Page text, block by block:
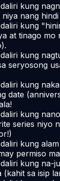
kung
nang
kung
at tinago mo
kung
seryosong
kung
date
kung
series niyo
kung
permiso
kung na-
(kahit sa isip